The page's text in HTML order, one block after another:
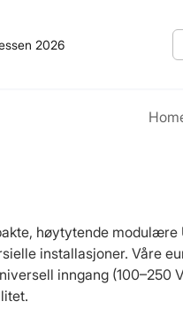
2026
høytytende modulære
installasjoner. Våre
inngang (100–250